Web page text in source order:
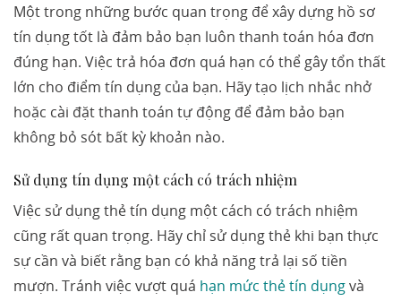
Một trong những bước quan trọng để xây dựng hồ sơ
tín dụng tốt là đảm bảo bạn luôn thanh toán hóa đơn
đúng hạn. Việc trả hóa đơn quá hạn có thể gây tổn thất
lớn cho điểm tín dụng của bạn. Hãy tạo lịch nhắc nhở
hoặc cài đặt thanh toán tự động để đảm bảo bạn
không bỏ sót bất kỳ khoản nào.
Sử dụng tín dụng một cách có trách nhiệm
Việc sử dụng thẻ tín dụng một cách có trách nhiệm
cũng rất quan trọng. Hãy chỉ sử dụng thẻ khi bạn thực
sự cần và biết rằng bạn có khả năng trả lại số tiền
mượn. Tránh việc vượt quá hạn mức thẻ tín dụngvà